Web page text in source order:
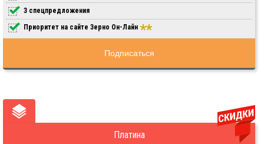
3 спецпредложения
Приоритет на сайте Зерно Он-Лайн
Подписаться
Платина